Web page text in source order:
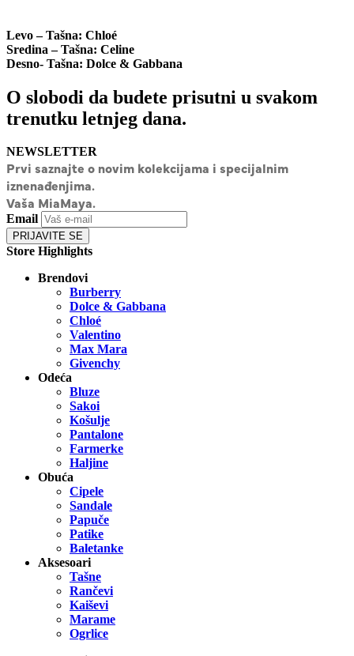
Levo – Tašna: Chloé
Sredina – Tašna: Celine
Desno- Tašna: Dolce & Gabbana
O slobodi da budete prisutni u svakom
trenutku letnjeg dana.
NEWSLETTER
Prvi saznajte o novim kolekcijama i specijalnim
iznenađenjima.
Vaša MiaMaya.
Email
PRIJAVITE SE
Store Highlights
Brendovi
Burberry
Dolce & Gabbana
Chloé
Valentino
Max Mara
Givenchy
Odeća
Bluze
Sakoi
Košulje
Pantalone
Farmerke
Haljine
Obuća
Cipele
Sandale
Papuče
Patike
Baletanke
Aksesoari
Tašne
Rančevi
Kaiševi
Marame
Ogrlice